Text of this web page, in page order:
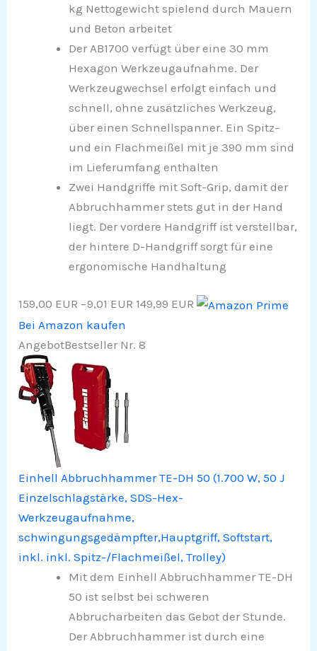
kg Nettogewicht spielend durch Mauern
und Beton arbeitet
Der AB1700 verfügt über eine 30 mm
Hexagon Werkzeugaufnahme. Der
Werkzeugwechsel erfolgt einfach und
schnell, ohne zusätzliches Werkzeug,
über einen Schnellspanner. Ein Spitz-
und ein Flachmeißel mit je 390 mm sind
im Lieferumfang enthalten
Zwei Handgriffe mit Soft-Grip, damit der
Abbruchhammer stets gut in der Hand
liegt. Der vordere Handgriff ist verstellbar,
der hintere D-Handgriff sorgt für eine
ergonomische Handhaltung
159,00 EUR −9,01 EUR 149,99 EUR
Bei Amazon kaufen
AngebotBestseller Nr. 8
Einhell Abbruchhammer TE-DH 50 (1.700 W, 50 J
Einzelschlagstärke, SDS-Hex-
Werkzeugaufnahme,
schwingungsgedämpfter,Hauptgriff, Softstart,
inkl. inkl. Spitz-/Flachmeißel, Trolley)
Mit dem Einhell Abbruchhammer TE-DH
50 ist selbst bei schweren
Abbrucharbeiten das Gebot der Stunde.
Der Abbruchhammer ist durch eine